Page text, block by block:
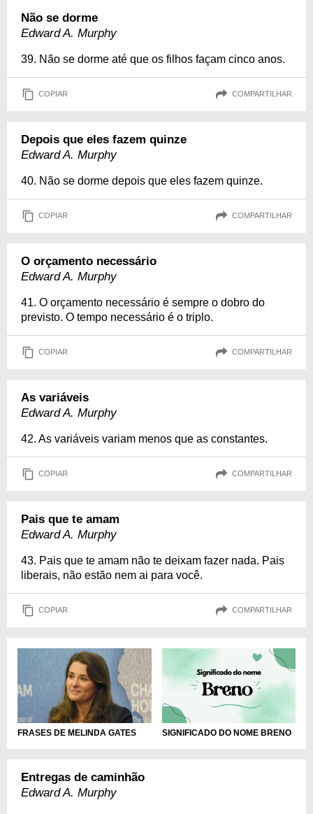
Não se dorme
Edward A. Murphy
39. Não se dorme até que os filhos façam cinco anos.
COPIAR COMPARTILHAR
Depois que eles fazem quinze
Edward A. Murphy
40. Não se dorme depois que eles fazem quinze.
COPIAR COMPARTILHAR
O orçamento necessário
Edward A. Murphy
41. O orçamento necessário é sempre o dobro do
previsto. O tempo necessário é o triplo.
COPIAR COMPARTILHAR
As variáveis
Edward A. Murphy
42. As variáveis variam menos que as constantes.
COPIAR COMPARTILHAR
Pais que te amam
Edward A. Murphy
43. Pais que te amam não te deixam fazer nada. Pais
liberais, não estão nem ai para você.
COPIAR COMPARTILHAR
FRASES DE MELINDA GATES SIGNIFICADO DO NOME BRENO
Entregas de caminhão
Edward A. Murphy